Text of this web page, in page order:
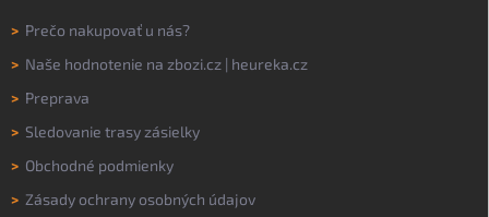
> Prečo nakupovať u nás?
> Naše hodnotenie na zbozi.cz heureka.cz
> Preprava
> Sledovanie trasy zásielky
> Obchodné podmienky
> Zásady ochrany osobných údajov